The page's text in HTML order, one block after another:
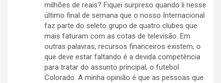
milhões de reais? Fiquei surpreso quando li nesse
último final de semana que o nosso Internacional
faz parte do seleto grupo de quatro clubes que
mais faturam com as cotas de televisão. Em
outras palavras, recursos financeiros existem, o
que deve estar faltando é a devida competência
para tratar do assunto principal, o futebol
Colorado. A minha opinião é que as pessoas que